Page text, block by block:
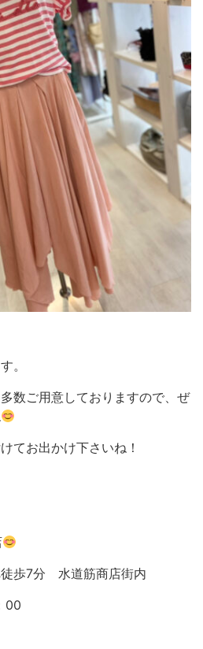
。
数ご用意しておりますので、ぜ
てお出かけ下さいね！
歩7分 水道筋商店街内
00